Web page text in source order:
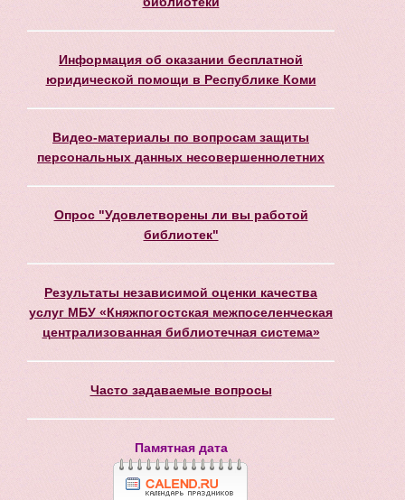
Информация об оказании бесплатной
юридической помощи в Республике Коми
Видео-материалы по вопросам защиты
персональных данных несовершеннолетних
Опрос "Удовлетворены ли вы работой
библиотек"
Результаты независимой оценки качества
услуг МБУ «Княжпогостская межпоселенческая
централизованная библиотечная система»
Часто задаваемые вопросы
Памятная дата